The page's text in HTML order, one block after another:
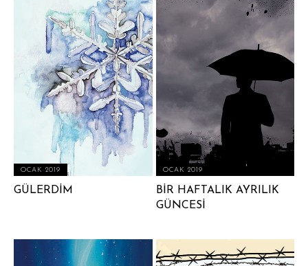
OCAK 2019
GÜLERDİM
OCAK 2019
BİR HAFTALIK AYRILIK
GÜNCESİ